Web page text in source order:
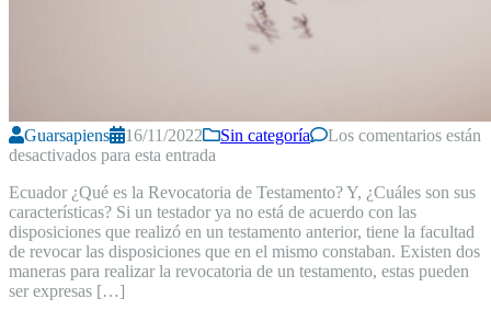
Guarsapiens 16/11/2022 Sin categoría
Los comentarios están
desactivados para esta entrada
Ecuador ¿Qué es la Revocatoria de Testamento? Y, ¿Cuáles son sus
características? Si un testador ya no está de acuerdo con las
disposiciones que realizó en un testamento anterior, tiene la facultad
de revocar las disposiciones que en el mismo constaban. Existen dos
maneras para realizar la revocatoria de un testamento, estas pueden
ser expresas […]